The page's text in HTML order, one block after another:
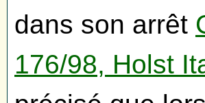
dans son arrêt
176/98, Holst